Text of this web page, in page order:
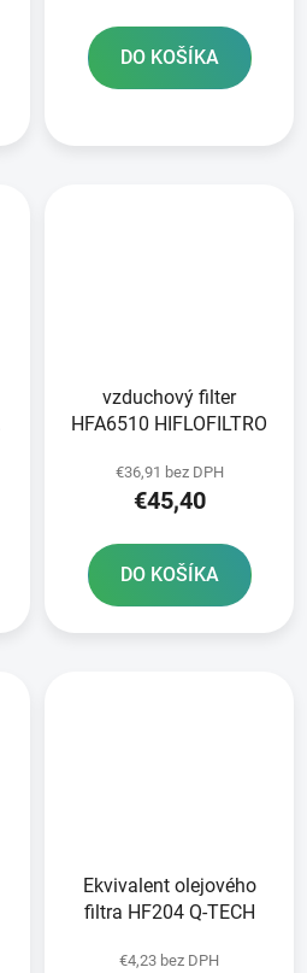
DO KOŠÍKA
vzduchový filter
HFA6510 HIFLOFILTRO
€36,91 bez DPH
€45,40
DO KOŠÍKA
Ekvivalent olejového
filtra HF204 Q-TECH
€4,23 bez DPH